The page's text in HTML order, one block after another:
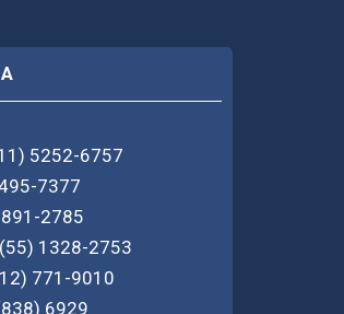
5252-6757
7377
2785
1328-2753
771-9010
6929